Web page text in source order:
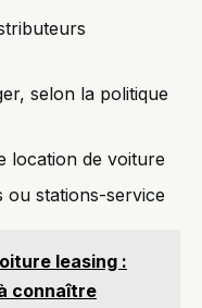
selon la politique
location de voiture
ou stations-service
leasing :
connaître